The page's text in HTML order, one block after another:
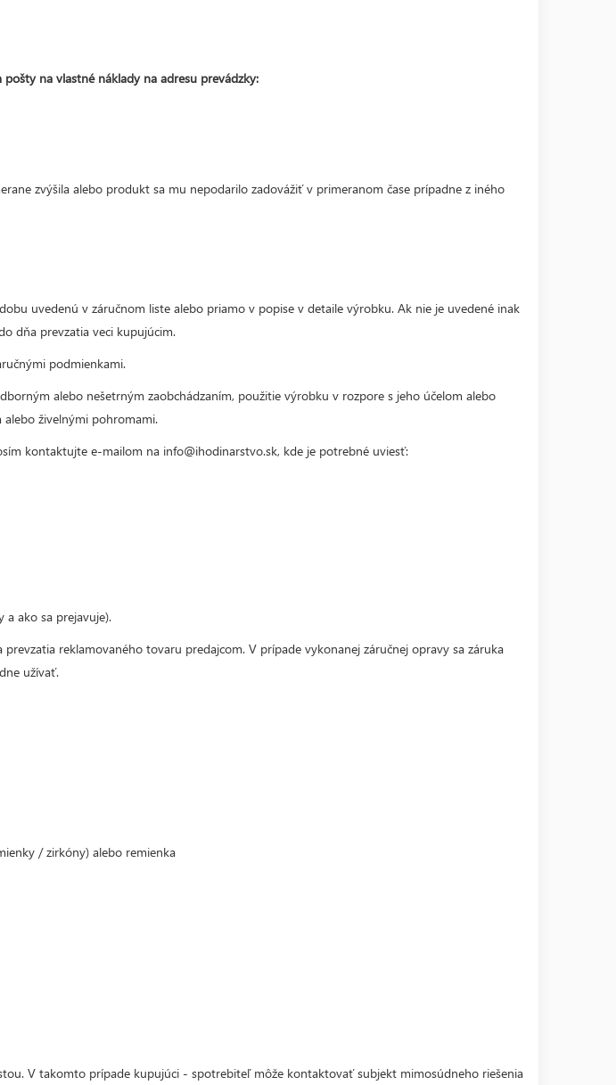
na vlastné náklady na adresu prevádzky:
zvýšila alebo produkt sa mu nepodarilo zadovážiť v primeranom čase prípadne z iného
uvedenú v záručnom liste alebo priamo v popise v detaile výrobku. Ak nie je uvedené inak
dňa prevzatia veci kupujúcim.
podmienkami.
alebo nešetrným zaobchádzaním, použitie výrobku v rozpore s jeho účelom alebo
živelnými pohromami.
kontaktujte e-mailom na info@ihodinarstvo.sk, kde je potrebné uviesť:
ako sa prejavuje).
reklamovaného tovaru predajcom. V prípade vykonanej záručnej opravy sa záruka
užívať.
/ zirkóny) alebo remienka
V takomto prípade kupujúci - spotrebiteľ môže kontaktovať subjekt mimosúdneho riešenia